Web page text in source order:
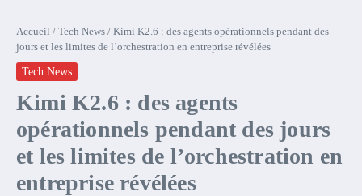
Accueil / Tech News / Kimi K2.6 : des agents opérationnels pendant des
jours et les limites de l’orchestration en entreprise révélées
Tech News
Kimi K2.6 : des agents
opérationnels pendant des jours
et les limites de l’orchestration en
entreprise révélées